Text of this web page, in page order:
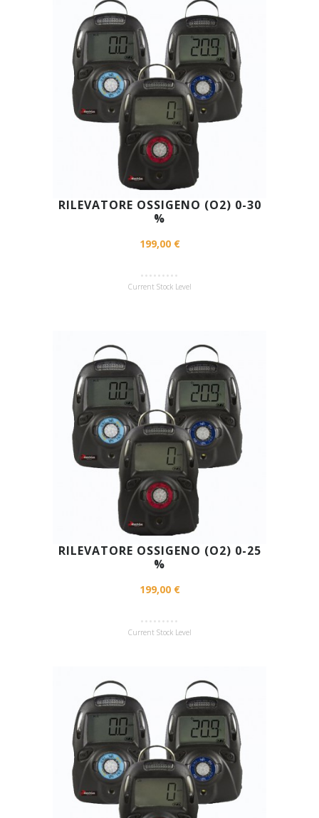
RILEVATORE OSSIGENO (O2) 0-30
%
199,00 €
Current Stock Level
RILEVATORE OSSIGENO (O2) 0-25
%
199,00 €
Current Stock Level